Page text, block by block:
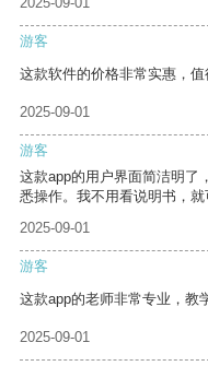
游客
这款软件的价格非常实惠，值
2025-09-01
游客
这款app的用户界面简洁明了
悉操作。我不用看说明书，就
2025-09-01
游客
这款app的老师非常专业，教
2025-09-01